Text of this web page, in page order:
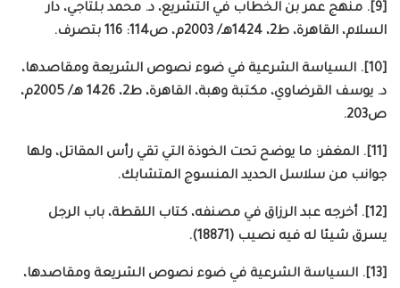
[9]. منهج عمر بن الخطاب في التشريع، د. محمد بلتاجي، دار
السلام، القاهرة، ط2، 1424هـ/ 2003م، ص114: 116 بتصرف.
[10]. السياسة الشرعية في ضوء نصوص الشريعة ومقاصدها،
د. يوسف القرضاوي، مكتبة وهبة، القاهرة، ط2، 1426 هـ/ 2005م،
ص203.
[11]. المغفر: ما يوضح تحت الخوذة التي تقي رأس المقاتل، ولها
جوانب من سلاسل الحديد المنسوج المتشابك.
[12]. أخرجه عبد الرزاق في مصنفه، كتاب اللقطة، باب الرجل
يسرق شيئا له فيه نصيب (18871).
[13]. السياسة الشرعية في ضوء نصوص الشريعة ومقاصدها،